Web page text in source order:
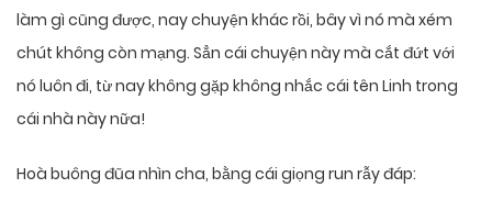
làm gì cũng được, nay chuyện khác rồi, bây vì nó mà xém
chút không còn mạng. Sẳn cái chuyện này mà cắt đứt với
nó luôn đi, từ nay không gặp không nhắc cái tên Linh trong
cái nhà này nữa!
Hoà buông đũa nhìn cha, bằng cái giọng run rẫy đáp: